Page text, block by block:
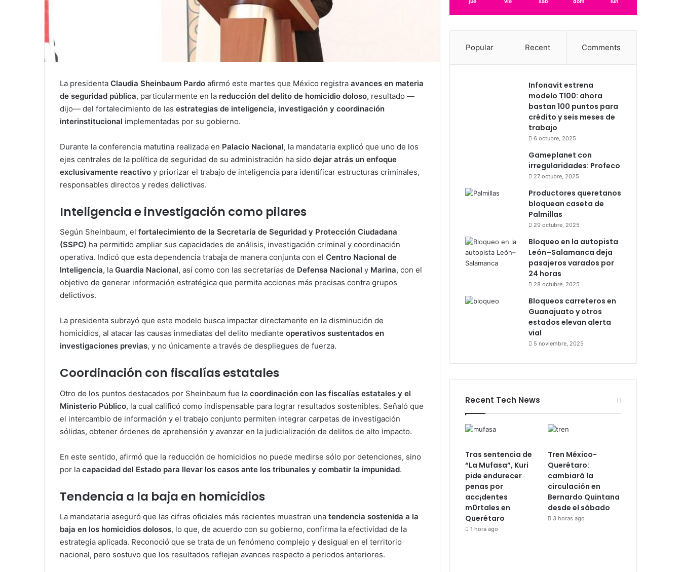
La presidenta Claudia Sheinbaum Pardo afirmó este martes que México registra avances en materia
de seguridad pública, particularmente en la reducción del delito de homicidio doloso, resultado —
dijo— del fortalecimiento de las estrategias de inteligencia, investigación y coordinación
interinstitucional implementadas por su gobierno.
Durante la conferencia matutina realizada en Palacio Nacional, la mandataria explicó que uno de los
ejes centrales de la política de seguridad de su administración ha sido dejar atrás un enfoque
exclusivamente reactivo y priorizar el trabajo de inteligencia para identificar estructuras criminales,
responsables directos y redes delictivas.
Inteligencia e investigación como pilares
Según Sheinbaum, el fortalecimiento de la Secretaría de Seguridad y Protección Ciudadana
(SSPC) ha permitido ampliar sus capacidades de análisis, investigación criminal y coordinación
operativa. Indicó que esta dependencia trabaja de manera conjunta con el Centro Nacional de
Inteligencia, la Guardia Nacional, así como con las secretarías de Defensa Nacional y Marina, con el
objetivo de generar información estratégica que permita acciones más precisas contra grupos
delictivos.
La presidenta subrayó que este modelo busca impactar directamente en la disminución de
homicidios, al atacar las causas inmediatas del delito mediante operativos sustentados en
investigaciones previas, y no únicamente a través de despliegues de fuerza.
Coordinación con fiscalías estatales
Otro de los puntos destacados por Sheinbaum fue la coordinación con las fiscalías estatales y el
Ministerio Público, la cual calificó como indispensable para lograr resultados sostenibles. Señaló que
el intercambio de información y el trabajo conjunto permiten integrar carpetas de investigación
sólidas, obtener órdenes de aprehensión y avanzar en la judicialización de delitos de alto impacto.
En este sentido, afirmó que la reducción de homicidios no puede medirse sólo por detenciones, sino
por la capacidad del Estado para llevar los casos ante los tribunales y combatir la impunidad.
Tendencia a la baja en homicidios
La mandataria aseguró que las cifras oficiales más recientes muestran una tendencia sostenida a la
baja en los homicidios dolosos, lo que, de acuerdo con su gobierno, confirma la efectividad de la
estrategia aplicada. Reconoció que se trata de un fenómeno complejo y desigual en el territorio
nacional, pero sostuvo que los resultados reflejan avances respecto a periodos anteriores.
jue vie sáb dom lun
Popular Recent Comments
Infonavit estrena
modelo T100: ahora
bastan 100 puntos para
crédito y seis meses de
trabajo
6 octubre, 2025
Gameplanet con
irregularidades: Profeco
27 octubre, 2025
Productores queretanos
bloquean caseta de
Palmillas
29 octubre, 2025
Bloqueo en la autopista
León–Salamanca deja
pasajeros varados por
24 horas
28 octubre, 2025
Bloqueos carreteros en
Guanajuato y otros
estados elevan alerta
vial
5 noviembre, 2025
Recent Tech News
Tras sentencia de
“La Mufasa”, Kuri
pide endurecer
penas por
acc¡dentes
m0rtales en
Querétaro
1 hora ago
Tren México-
Querétaro:
cambiará la
circulación en
Bernardo Quintana
desde el sábado
3 horas ago